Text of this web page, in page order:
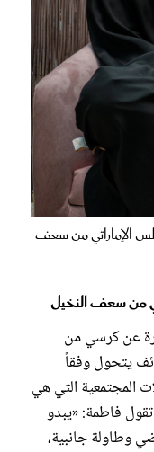
الإماراتي من سعف
من سعف النخيل
عن كرسي من
يتحول وفقاً
المجتمعية التي هي
تقول فاطمة: «يبدو
وطاولة جانبية،